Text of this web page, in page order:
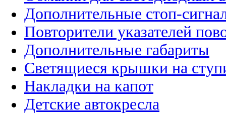
Дополнительные стоп-
Повторители указателей
Дополнительные габариты
Светящиеся крышки на
Накладки на капот
Детские автокресла